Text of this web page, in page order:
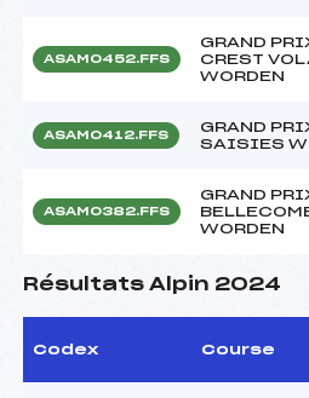
ASAM0452.FFS
GRAND
CREST
WORDEN
ASAM0412.FFS
GRAND
SAISIES
ASAM0382.FFS
GRAND
WORDEN
Résultats Alpin 2024
Codex Course